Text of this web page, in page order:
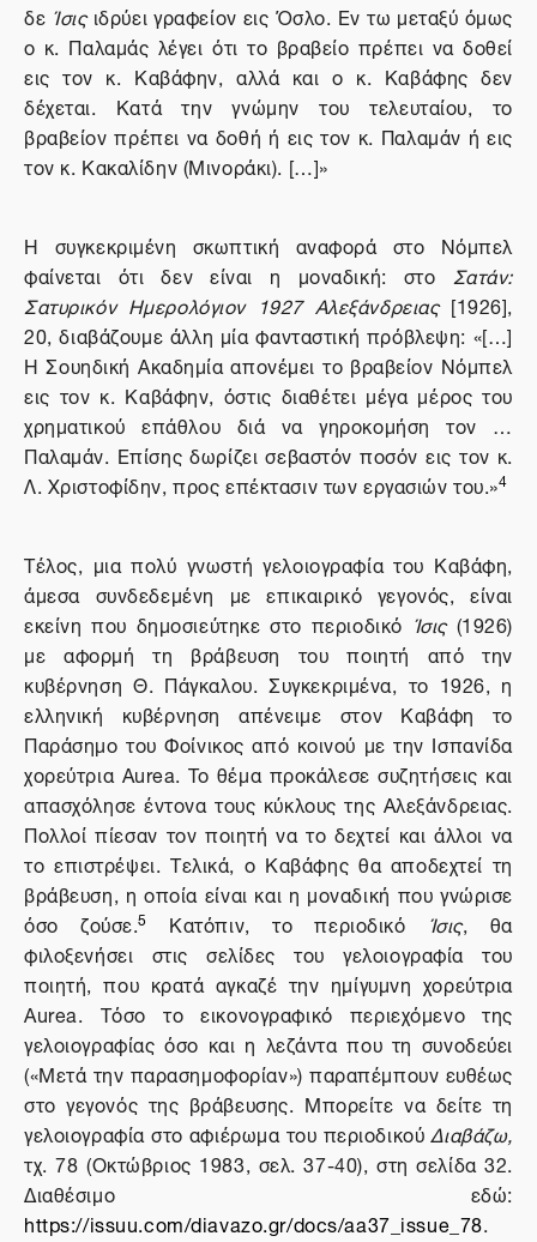
δε Ίσιςιδρύει γραφείον εις Όσλο. Εν τω μεταξύ όμως
ο κ. Παλαμάς λέγει ότι το βραβείο πρέπει να δοθεί
εις τον κ. Καβάφην, αλλά και ο κ. Καβάφης δεν
δέχεται. Κατά την γνώμην του τελευταίου, το
βραβείον πρέπει να δοθή ή εις τον κ. Παλαμάν ή εις
τον κ. Κακαλίδην (Μινοράκι). […]»
Η συγκεκριμένη σκωπτική αναφορά στο Νόμπελ
φαίνεται ότι δεν είναι η μοναδική: στο Σατάν:
Σατυρικόν Ημερολόγιον 1927 Αλεξάνδρειας[1926],
20, διαβάζουμε άλλη μία φανταστική πρόβλεψη: «[…]
Η Σουηδική Ακαδημία απονέμει το βραβείον Νόμπελ
εις τον κ. Καβάφην, όστις διαθέτει μέγα μέρος του
χρηματικού επάθλου διά να γηροκομήση τον …
Παλαμάν. Επίσης δωρίζει σεβαστόν ποσόν εις τον κ.
Λ. Χριστοφίδην, προς επέκτασιν των εργασιών του.»4
Τέλος, μια πολύ γνωστή γελοιογραφία του Καβάφη,
άμεσα συνδεδεμένη με επικαιρικό γεγονός, είναι
εκείνη που δημοσιεύτηκε στο περιοδικό Ίσις(1926)
με αφορμή τη βράβευση του ποιητή από την
κυβέρνηση Θ. Πάγκαλου. Συγκεκριμένα, το 1926, η
ελληνική κυβέρνηση απένειμε στον Καβάφη το
Παράσημο του Φοίνικος από κοινού με την Ισπανίδα
χορεύτρια Aurea. To θέμα προκάλεσε συζητήσεις και
απασχόλησε έντονα τους κύκλους της Αλεξάνδρειας.
Πολλοί πίεσαν τον ποιητή να το δεχτεί και άλλοι να
το επιστρέψει. Τελικά, ο Καβάφης θα αποδεχτεί τη
βράβευση, η οποία είναι και η μοναδική που γνώρισε
όσο ζούσε.5 Κατόπιν, το περιοδικό Ίσις, θα
φιλοξενήσει στις σελίδες του γελοιογραφία του
ποιητή, που κρατά αγκαζέ την ημίγυμνη χορεύτρια
Aurea. Τόσο το εικονογραφικό περιεχόμενο της
γελοιογραφίας όσο και η λεζάντα που τη συνοδεύει
(«Μετά την παρασημοφορίαν») παραπέμπουν ευθέως
στο γεγονός της βράβευσης. Μπορείτε να δείτε τη
γελοιογραφία στο αφιέρωμα του περιοδικούΔιαβάζω,
τχ. 78 (Οκτώβριος 1983, σελ. 37-40), στη σελίδα 32.
Διαθέσιμο εδώ:
https://issuu.com/diavazo.gr/docs/aa37_issue_78.